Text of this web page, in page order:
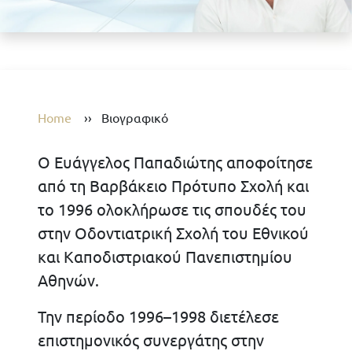
Home ›› Βιογραφικό
Ο Ευάγγελος Παπαδιώτης αποφοίτησε
από τη Βαρβάκειο Πρότυπο Σχολή και
το 1996 ολοκλήρωσε τις σπουδές του
στην Οδοντιατρική Σχολή του Εθνικού
και Καποδιστριακού Πανεπιστημίου
Αθηνών.
Την περίοδο 1996–1998 διετέλεσε
επιστημονικός συνεργάτης στην